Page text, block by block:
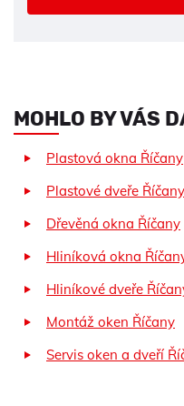
MOHLO BY VÁS
Plastová okna Říčany
Plastové dveře Říčany
Dřevěná okna Říčany
Hliníková okna
Hliníkové dveře
Montáž oken Říčany
Servis oken a dveří